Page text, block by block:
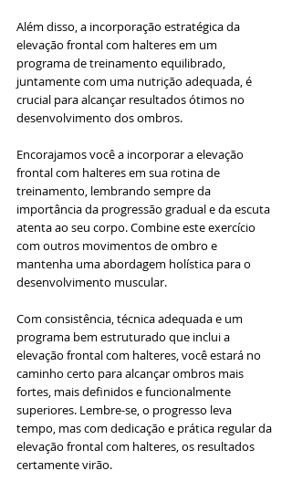
Além disso, a incorporação estratégica da
elevação frontal com halteres em um
programa de treinamento equilibrado,
juntamente com uma nutrição adequada, é
crucial para alcançar resultados ótimos no
desenvolvimento dos ombros.
Encorajamos você a incorporar a elevação
frontal com halteres em sua rotina de
treinamento, lembrando sempre da
importância da progressão gradual e da escuta
atenta ao seu corpo. Combine este exercício
com outros movimentos de ombro e
mantenha uma abordagem holística para o
desenvolvimento muscular.
Com consistência, técnica adequada e um
programa bem estruturado que inclui a
elevação frontal com halteres, você estará no
caminho certo para alcançar ombros mais
fortes, mais definidos e funcionalmente
superiores. Lembre-se, o progresso leva
tempo, mas com dedicação e prática regular da
elevação frontal com halteres, os resultados
certamente virão.